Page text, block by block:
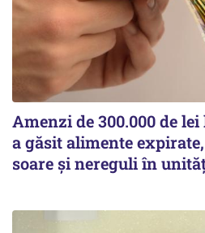
Amenzi de 300.000 de lei
a găsit alimente
soare și nereguli în